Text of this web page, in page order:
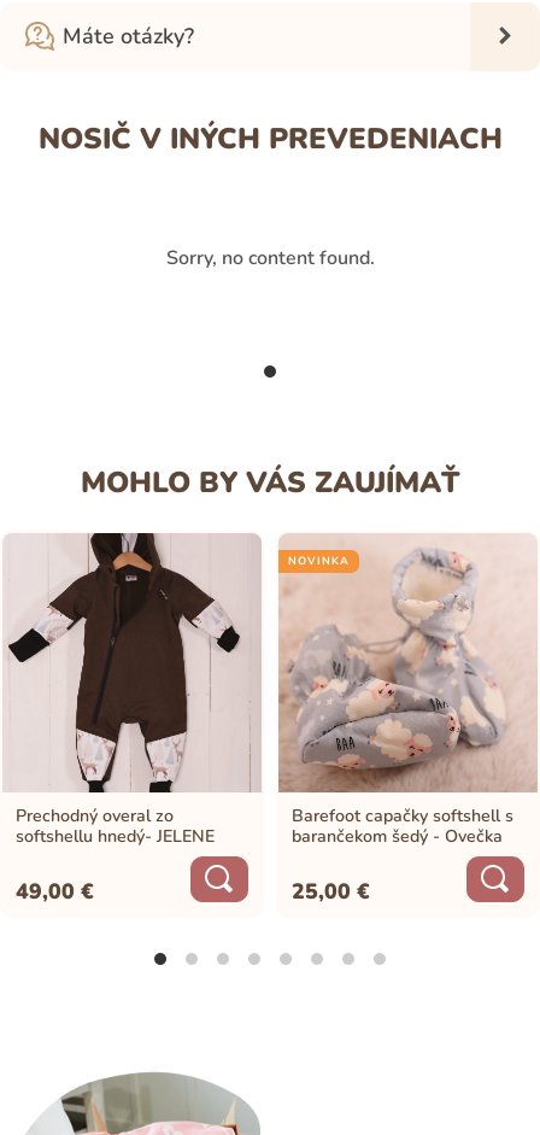
Máte otázky?
NOSIČ V INÝCH PREVEDENIACH
Sorry, no content found.
MOHLO BY VÁS ZAUJÍMAŤ
Prechodný overal zo
softshellu hnedý- JELENE
49,00€
NOVINKA
Barefoot capačky softshell s
barančekom šedý - Ovečka
25,00€